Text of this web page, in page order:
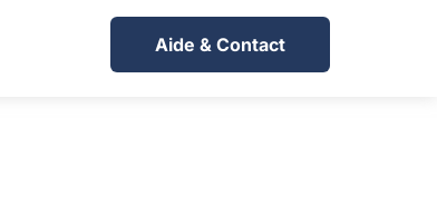
Aide & Contact